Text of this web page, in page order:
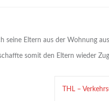
seine Eltern aus der Wohnung
somit den Eltern wieder
THL –